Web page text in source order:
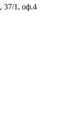
37/1, оф.4